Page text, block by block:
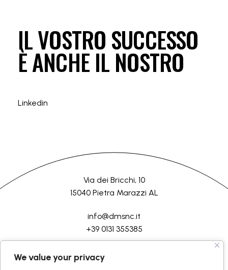
We value your privacy
IL VOSTRO SUCCESSO
È ANCHE IL NOSTRO
Linkedin
Via dei Bricchi, 10
15040 Pietra Marazzi AL
info@dmsnc.it
+39 0131 355385